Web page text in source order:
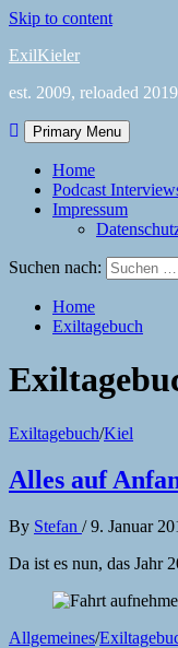
Skip to content
ExilKieler
est. 2009, reloaded 2019
Primary Menu
Home
Podcast
Impressum
Suchen nach:
Home
Exiltagebuch
Exiltagebuch/Kiel
Alles auf
By Stefan / 9. Januar
Da ist es nun, das Jahr
Allgemeines/